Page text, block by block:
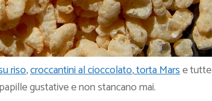
riso,croccantini al cioccolato,torta Marse tutte
gustative e non stancano mai.